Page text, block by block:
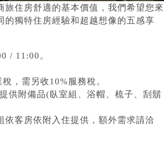
旅住房舒適的基本價值，我們希望您來
的獨特住房經驗和超越想像的五感享
/ 11:00。
，需另收10%服務稅。
供附備品(臥室組、浴帽、梳子、刮鬍
客房依附入住提供，額外需求請洽